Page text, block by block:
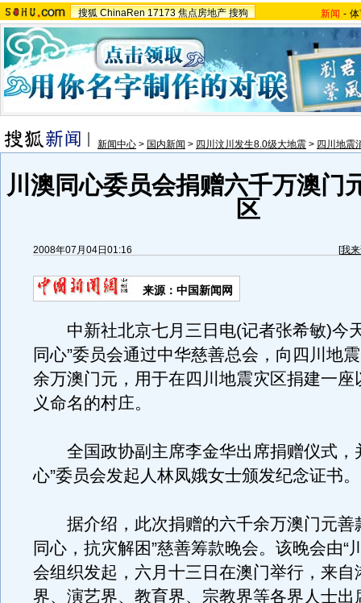
搜狐 ChinaRen 17173 焦点房地产 搜狗 新闻 -
新闻中心 > 国内新闻 > 四川汶川发生8.0级大地震 > 四川地震
川澳同心委员会捐赠六千万澳门
区
2008年07月04日01:16 [我
来源：中国新闻网
中新社北京七月三日电(记者张希敏)今
同心”委员会通过中华慈善总会，向四川地
余万澳门元，用于在四川地震灾区捐建一座
义命名的村庄。
全国政协副主席李金华出席捐赠仪式，
心”委员会发起人林凤娥女士颁发纪念证书。
据介绍，此次捐赠的六千余万澳门元善
同心，抗灾解困”慈善筹款晚会。该晚会由“
会组织发起，六月十三日在澳门举行，来自
界、演艺界、教育界、宗教界等各界人士出